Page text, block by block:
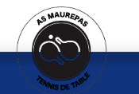
Panneau de gestion des